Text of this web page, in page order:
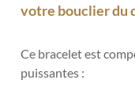
votre bouclier du
Ce bracelet est
puissantes :